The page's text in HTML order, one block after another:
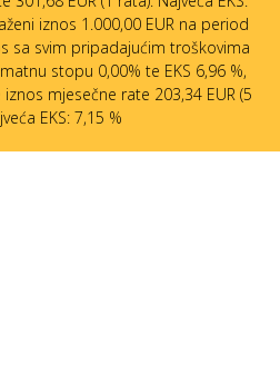
iznos 1.000,00 EUR na period
sa svim pripadajućim troškovima
stopu 0,00% te EKS 6,96 %,
mjesečne rate 203,34 EUR (5
EKS: 7,15 %